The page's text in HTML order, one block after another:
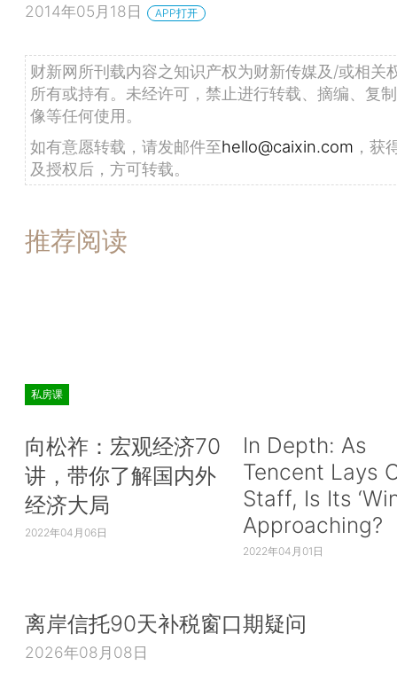
2014年05月18日 APP打开
财新网所刊载内容之知识产权为财新传媒及/或相关
所有或持有。未经许可，禁止进行转载、摘编、复
像等任何使用。
如有意愿转载，请发邮件至hello@caixin.com ，获
及授权后，方可转载。
推荐阅读
私房课
向松祚：宏观经济70
讲，带你了解国内外
经济大局
2022年04月06日
In Depth: As
Tencent Lays
Staff, Is Its
Approaching?
2022年04月01日
离岸信托90天补税窗口期疑问
2026年08月08日